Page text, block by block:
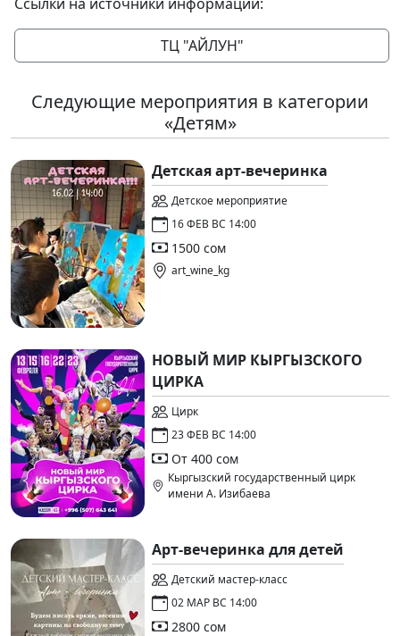
ТЦ "АЙЛУН"
Следующие мероприятия в категории
«Детям»
Детская арт-вечеринка
Детское мероприятие
16 ФЕВ ВС 14:00
1500 сом
art_wine_kg
НОВЫЙ МИР КЫРГЫЗСКОГО
ЦИРКА
Цирк
23 ФЕВ ВС 14:00
От 400 сом
Кыргызский государственный цирк
имени А. Изибаева
Арт-вечеринка для детей
Детский мастер-класс
02 МАР ВС 14:00
2800 сом